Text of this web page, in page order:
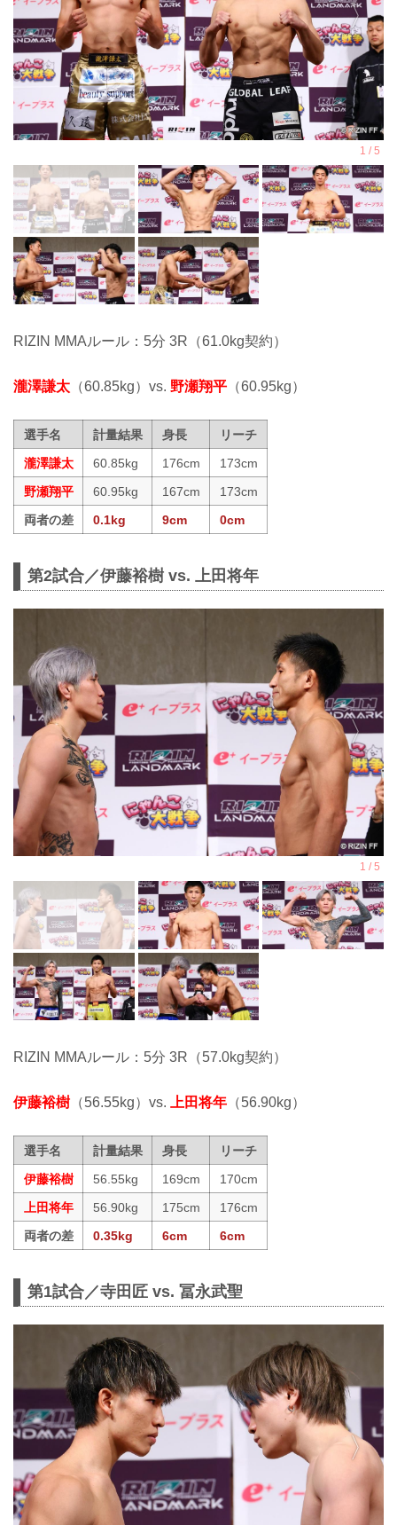
RIZIN MMAルール：5分 3R（61.0kg契約）
瀧澤謙太 （60.85kg）vs. 野瀬翔平 （60.95kg）
選手名 計量結果 身長
リーチ
瀧澤謙太
60.85kg 176cm
173cm
野瀬翔平
60.95kg 167cm
173cm
両者の差
0.1kg 9cm 0cm
第2試合／伊藤裕樹 vs. 上田将年
RIZIN MMAルール：5分 3R（57.0kg契約）
伊藤裕樹 （56.55kg）vs. 上田将年 （56.90kg）
選手名 計量結果 身長
リーチ
伊藤裕樹
56.55kg 169cm
170cm
上田将年
56.90kg 175cm
176cm
両者の差
0.35kg 6cm 6cm
第1試合／寺田匠 vs. 冨永武聖